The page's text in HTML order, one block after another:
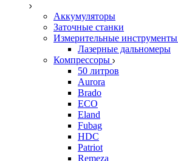
Аккумуляторы
Заточные станки
Измерительные инструменты
Лазерные дальномеры
Компрессоры
50 литров
Aurora
Brado
ECO
Eland
Fubag
HDC
Patriot
Remeza